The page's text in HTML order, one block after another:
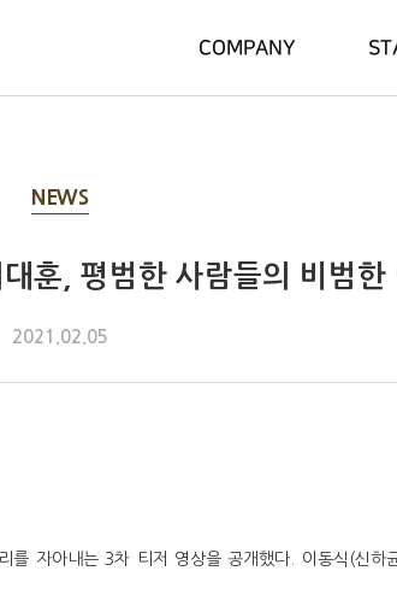
COMPANY
NEWS
훈, 평범한 사람들의 비범한
2021.02.05
를 자아내는 3차 티저 영상을 공개했다. 이동식(신